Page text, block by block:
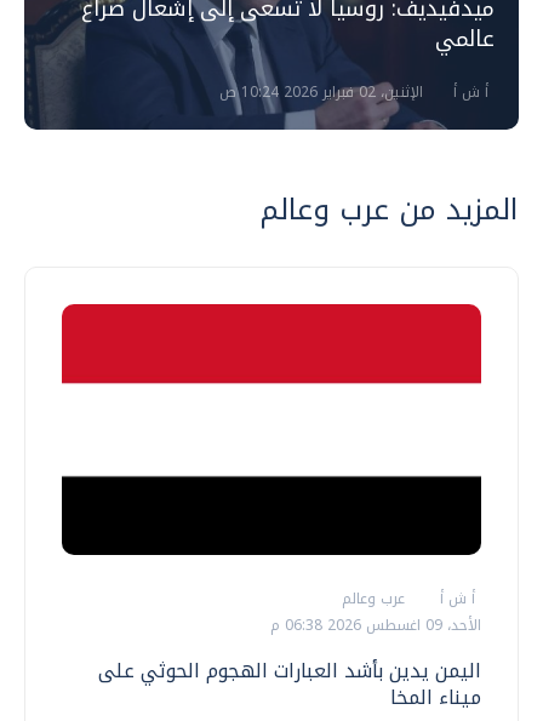
عالمي
أ ش أ الإثنين، 02 فبراير 2026 10:24 ص
المزيد من عرب وعالم
أ ش أ
عرب وعالم
الأحد، 09 اغسطس 2026 06:38 م
اليمن يدين بأشد العبارات الهجوم الحوثي على
ميناء المخا